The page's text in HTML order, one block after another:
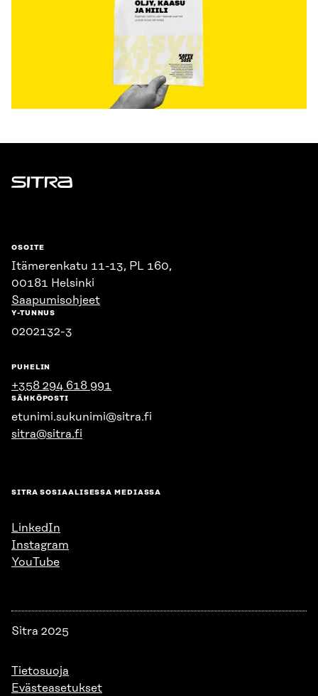
Sitra
OSOITE
Itämerenkatu 11-13, PL 160,
00181 Helsinki
Saapumisohjeet
Y-TUNNUS
0202132-3
PUHELIN
+358 294 618 991
SÄHKÖPOSTI
etunimi.sukunimi@sitra.fi
sitra@sitra.fi
SITRA SOSIAALISESSA MEDIASSA
LinkedIn
Instagram
YouTube
Sitra 2025
Tietosuoja
Evästeasetukset